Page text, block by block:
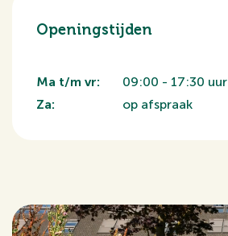
Openingstijden
Ma t/m vr:
09:00 - 17:30 uur
Za:
op afspraak